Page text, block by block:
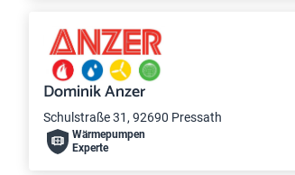
Dominik Anzer
Schulstraße 31, 92690 Pressath
Wärme­pumpen
Experte